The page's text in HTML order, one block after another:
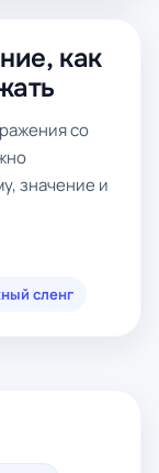
как
со
значение и
сленг